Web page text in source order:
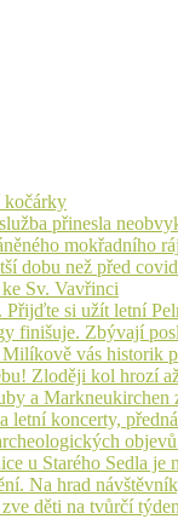
kočárky
přinesla
mokřadního
dobu než před
Sv. Vavřinci
si užít letní
finišuje. Zbývají
vás historik
Zloději kol hrozí
a Markneukirchen
koncerty,
u Starého Sedla je
Na hrad
děti na tvůrčí